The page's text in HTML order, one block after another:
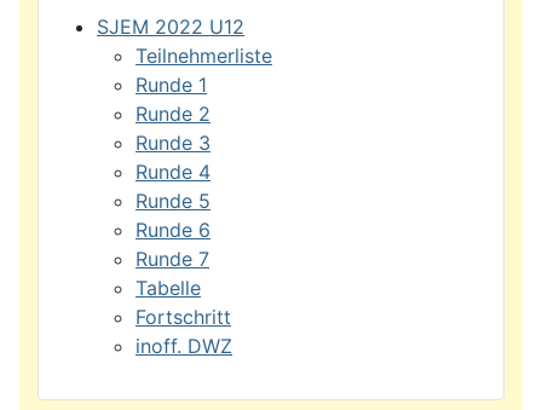
SJEM 2022 U12
Teilnehmerliste
Runde 1
Runde 2
Runde 3
Runde 4
Runde 5
Runde 6
Runde 7
Tabelle
Fortschritt
inoff. DWZ